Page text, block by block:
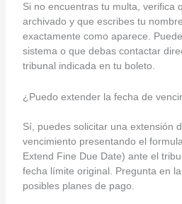
Si no encuentras tu multa, verifica
archivado y que escribes tu
exactamente como aparece.
sistema o que debas contactar
tribunal indicada en tu boleto.
¿Puedo extender la fecha de
Sí, puedes solicitar una extensión
vencimiento presentando el
Extend Fine Due Date) ante el
fecha límite original. Pregunta en
posibles planes de pago.